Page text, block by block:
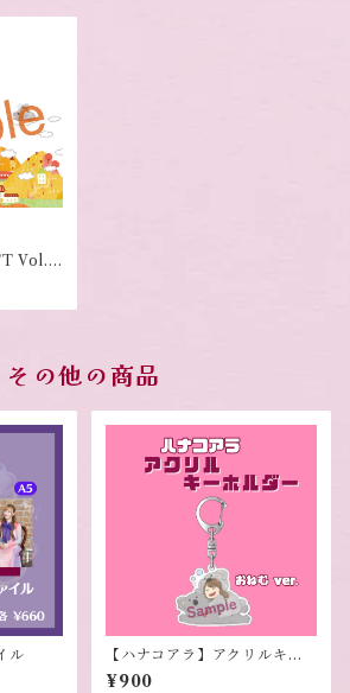
Vol.3
その他の商品
ル
【ハナコアラ】アクリルキー
ホルダー (おねむver.)
¥900